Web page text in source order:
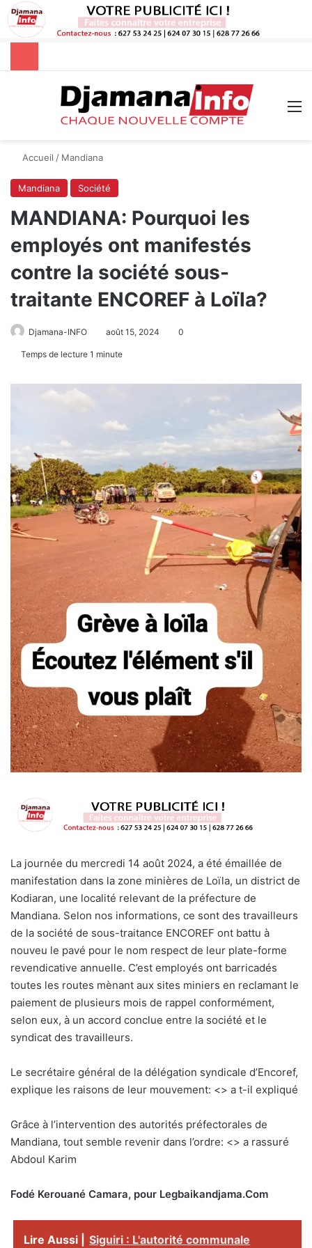
Rechercher
Accueil / Mandiana
Mandiana Société
MANDIANA: Pourquoi les
employés ont manifestés
contre la société sous-
traitante ENCOREF à Loïla?
Djamana-INFO août 15, 2024 0
Temps de lecture 1 minute
La journée du mercredi 14 août 2024, a été émaillée de
manifestation dans la zone minières de Loïla, un district de
Kodiaran, une localité relevant de la préfecture de
Mandiana. Selon nos informations, ce sont des travailleurs
de la société de sous-traitance ENCOREF ont battu à
nouveu le pavé pour le nom respect de leur plate-forme
revendicative annuelle. C’est employés ont barricadés
toutes les routes mènant aux sites miniers en reclamant le
paiement de plusieurs mois de rappel conformément,
selon eux, à un accord conclue entre la société et le
syndicat des travailleurs.
Le secrétaire général de la délégation syndicale d’Encoref,
explique les raisons de leur mouvement: <> a t-il expliqué
Grâce à l’intervention des autorités préfectorales de
Mandiana, tout semble revenir dans l’ordre: <> a rassuré
Abdoul Karim
Fodé Kerouané Camara, pour Legbaikandjama.Com
Lire Aussi |
Siguiri : L'autorité communale